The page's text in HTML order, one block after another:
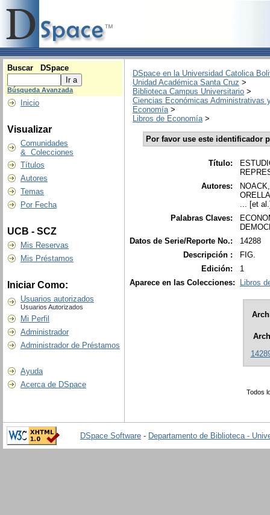
Buscar DSpace
Búsqueda Avanzada
Inicio
Visualizar
Comunidades
& Colecciones
Títulos
Autores
Temas
Por Fecha
UCB - SCZ
Mis Reservas
Mis Préstamos
Iniciar Como:
Usuarios autorizados
Usuarios Autorizados
Mi Perfil
Administrador
Administrador de Préstamos
Ayuda
Acerca de DSpace
DSpace en la Universidad Catolica
Unidad Académica Santa Cruz >
Biblioteca Campus Universitario >
Ciencias Económicas Administrativas
Economía>
Libros de Economía>
Por favor use este identificador
Título:
Autores:
... [et
Palabras Claves:
Datos de Serie/Reporte No.:
14288
Descripción :
FIG.
Edición:
1
Aparece en las Colecciones:
Libros
Todos
DSpace Software - Departamento de Biblioteca -